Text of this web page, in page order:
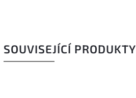
SOUVISEJÍCÍ PRODUKTY